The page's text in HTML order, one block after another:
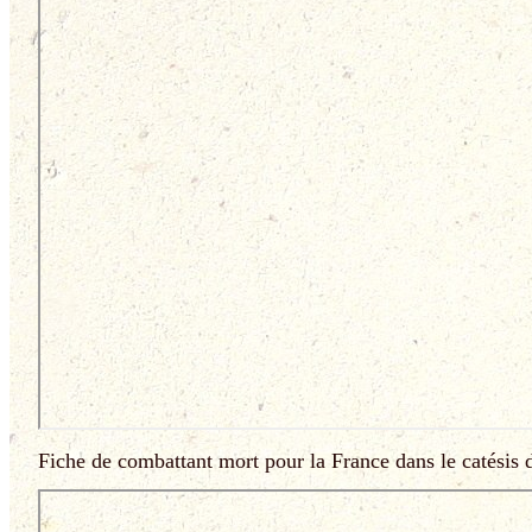
Fiche de combattant mort pour la France dans le